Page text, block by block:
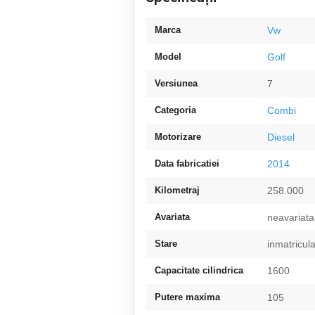
Marca Vw
Model Golf
Versiunea 7
Categoria Combi
Motorizare Diesel
Data fabricatiei 2014
Kilometraj 258.000
Avariata neavariata
Stare
Capacitate cilindrica 1600
Putere maxima 105